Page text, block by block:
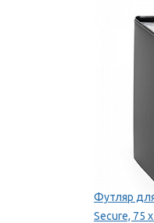
Мы
Футляр
Secure, 75